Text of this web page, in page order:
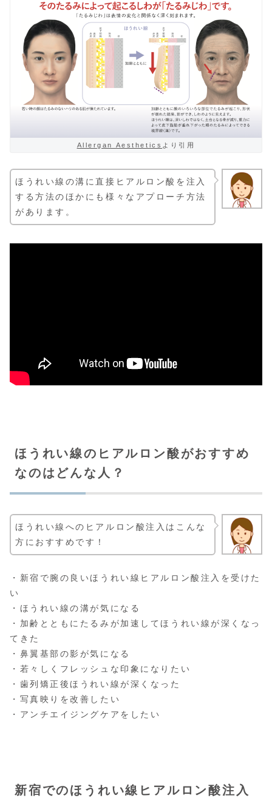
Allergan Aesthetics より引用
ほうれい線の溝に直接ヒアルロン酸を注入
する方法のほかにも様々なアプローチ方法
があります。
ほうれい線のヒアルロン酸がおすすめ
なのはどんな人？
ほうれい線へのヒアルロン酸注入はこんな
方におすすめです！
・新宿で腕の良いほうれい線ヒアルロン酸注入を受けた
い
・ほうれい線の溝が気になる
・加齢とともにたるみが加速してほうれい線が深くなっ
てきた
・鼻翼基部の影が気になる
・若々しくフレッシュな印象になりたい
・歯列矯正後ほうれい線が深くなった
・写真映りを改善したい
・アンチエイジングケアをしたい
新宿でのほうれい線ヒアルロン酸注入